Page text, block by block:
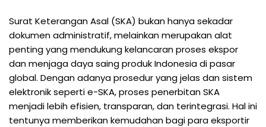
Surat Keterangan Asal (SKA) bukan hanya sekadar
dokumen administratif, melainkan merupakan alat
penting yang mendukung kelancaran proses ekspor
dan menjaga daya saing produk Indonesia di pasar
global. Dengan adanya prosedur yang jelas dan sistem
elektronik seperti e-SKA, proses penerbitan SKA
menjadi lebih efisien, transparan, dan terintegrasi. Hal ini
tentunya memberikan kemudahan bagi para eksportir